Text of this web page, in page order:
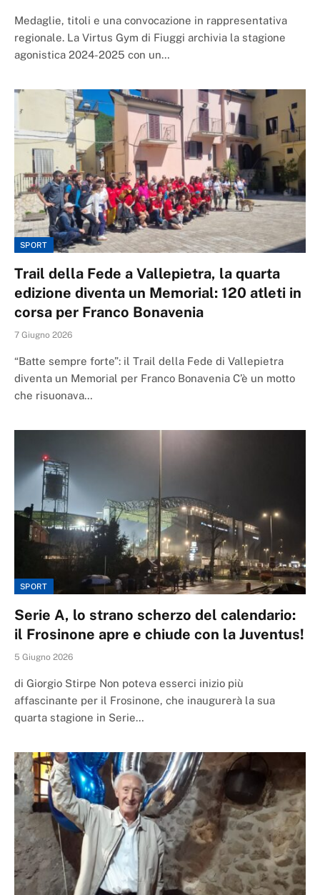
Medaglie, titoli e una convocazione in rappresentativa
regionale. La Virtus Gym di Fiuggi archivia la stagione
agonistica 2024-2025 con un…
SPORT
Trail della Fede a Vallepietra, la quarta
edizione diventa un Memorial: 120 atleti in
corsa per Franco Bonavenia
7 Giugno 2026
“Batte sempre forte”: il Trail della Fede di Vallepietra
diventa un Memorial per Franco Bonavenia C’è un motto
che risuonava…
SPORT
​Serie A, lo strano scherzo del calendario:
il Frosinone apre e chiude con la Juventus!
5 Giugno 2026
di Giorgio Stirpe Non poteva esserci inizio più
affascinante per il Frosinone, che inaugurerà la sua
quarta stagione in Serie…